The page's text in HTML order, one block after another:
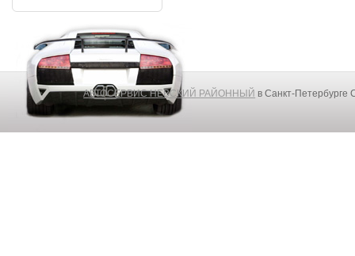
АВТОСЕРВИС НЕВСКИЙ РАЙОННЫЙ в Санкт-Петербурге